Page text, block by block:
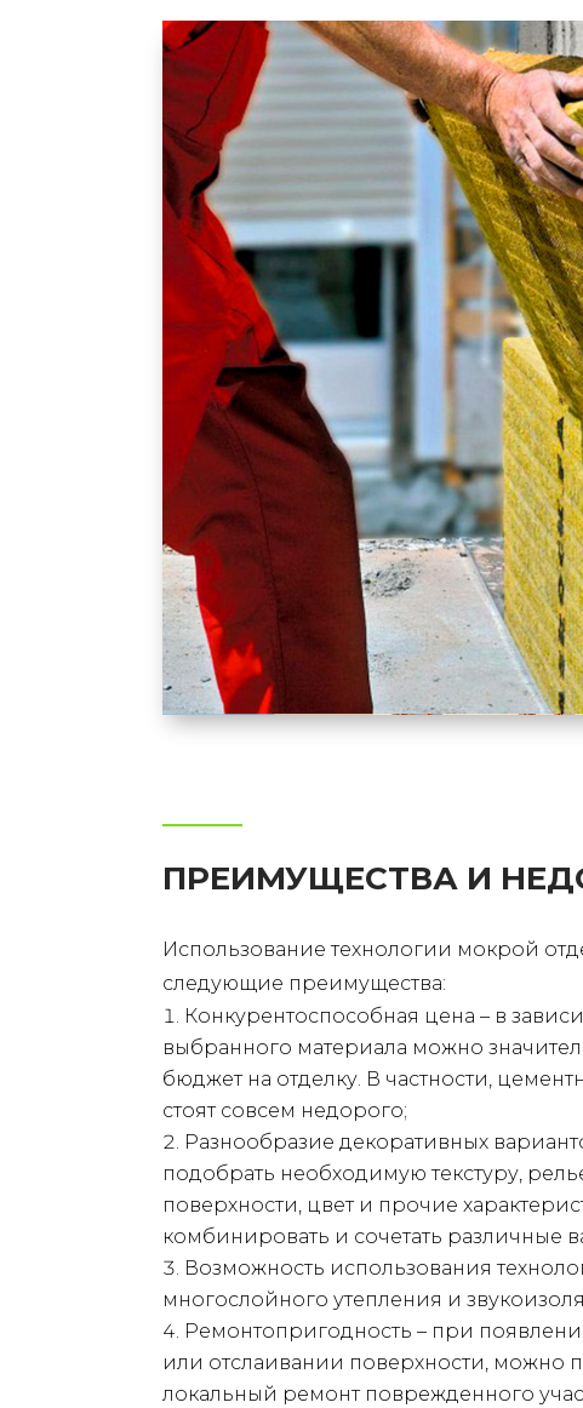
ПРЕИМУЩЕСТВА И
Использование технологии мокрой
следующие преимущества:
Конкурентоспособная цена – в
выбранного материала можно
бюджет на отделку. В частности,
стоят совсем недорого;
Разнообразие декоративных
подобрать необходимую текстуру,
поверхности, цвет и прочие
комбинировать и сочетать различные
Возможность использования
многослойного утепления и
Ремонтопригодность – при
или отслаивании поверхности, можно
локальный ремонт поврежденного